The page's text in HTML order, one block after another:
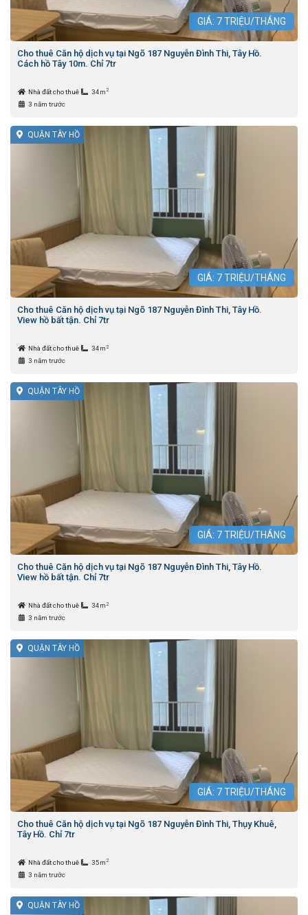
GIÁ: 7TRIỆU/THÁNG
Cho thuê Căn hộ dịch vụ tại Ngõ 187 Nguyễn Đình Thi, Tây Hồ.
Cách hồ Tây 10m. Chỉ 7tr
Nhà đất cho thuê 34m 2
3 năm trước
QUẬN TÂY HỒ
GIÁ: 7TRIỆU/THÁNG
Cho thuê Căn hộ dịch vụ tại Ngõ 187 Nguyễn Đình Thi, Tây Hồ.
View hồ bất tận. Chỉ 7tr
Nhà đất cho thuê 34m 2
3 năm trước
QUẬN TÂY HỒ
GIÁ: 7TRIỆU/THÁNG
Cho thuê Căn hộ dịch vụ tại Ngõ 187 Nguyễn Đình Thi, Tây Hồ.
View hồ bất tận. Chỉ 7tr
Nhà đất cho thuê 34m 2
3 năm trước
QUẬN TÂY HỒ
GIÁ: 7TRIỆU/THÁNG
Cho thuê Căn hộ dịch vụ tại Ngõ 187 Nguyễn Đình Thi, Thụy Khuê,
Tây Hồ. Chỉ 7tr
Nhà đất cho thuê 35m 2
3 năm trước
QUẬN TÂY HỒ